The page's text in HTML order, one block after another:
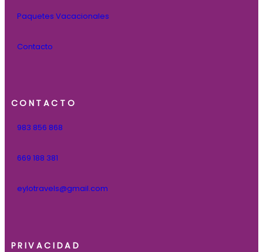
Paquetes Vacacionales
Contacto
CONTACTO
983 856 868
669 188 381
eylotravels@gmail.com
PRIVACIDAD